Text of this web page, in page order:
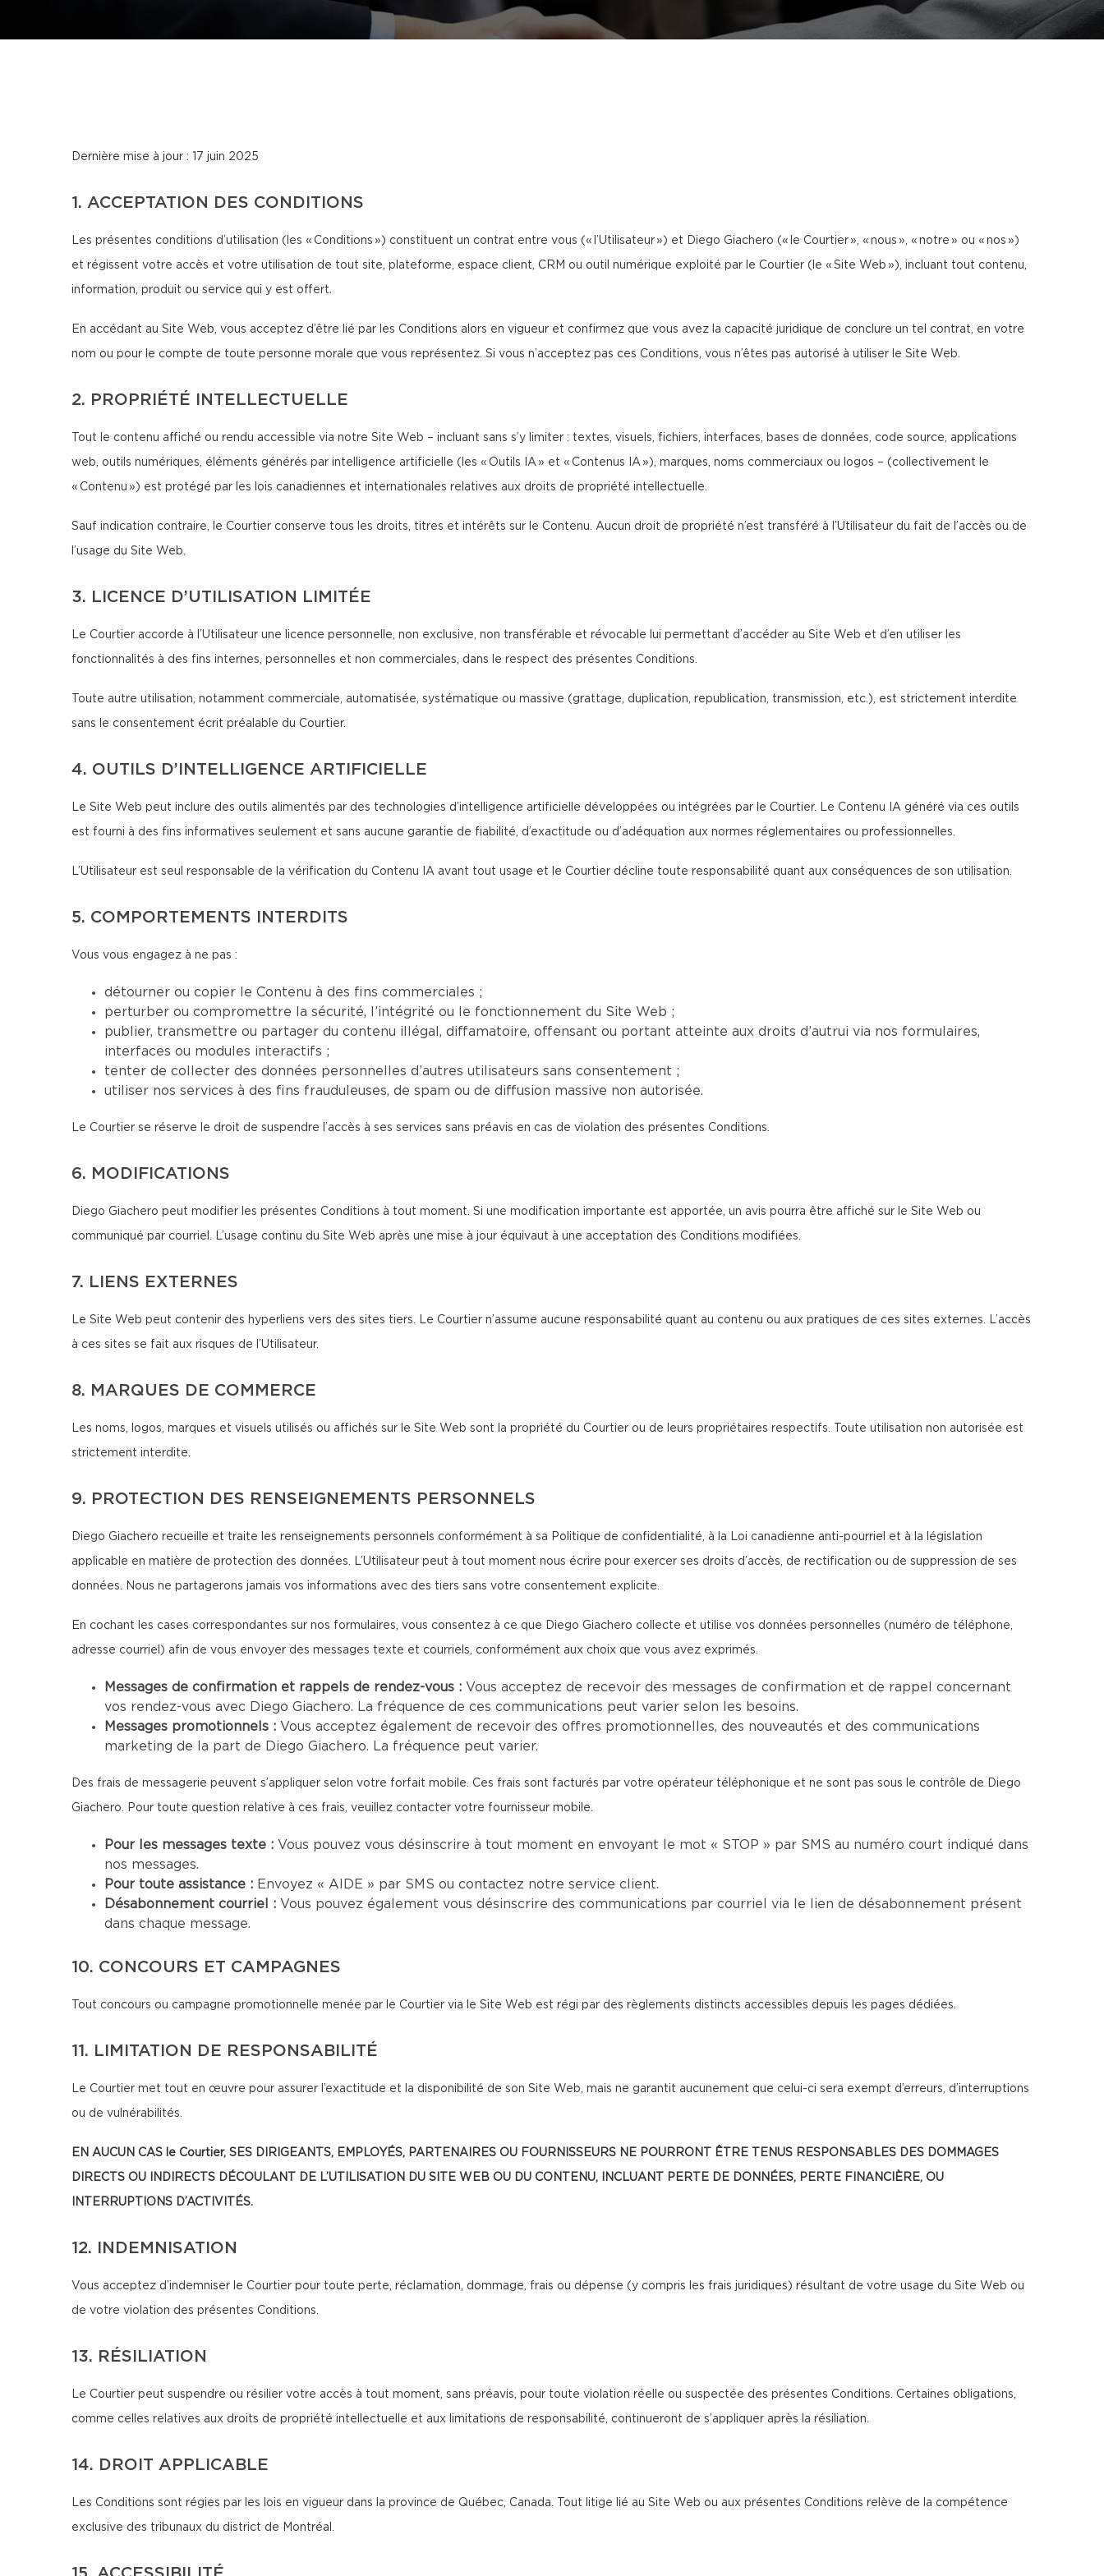
Dernière mise à jour : 17 juin 2025
1. ACCEPTATION DES CONDITIONS
Les présentes conditions d’utilisation (les « Conditions ») constituent un contrat entre vous (« l’Utilisateur ») et Diego Giachero (« le Courtier », « nous », « notre » ou « nos »)
et régissent votre accès et votre utilisation de tout site, plateforme, espace client, CRM ou outil numérique exploité par le Courtier (le « Site Web »), incluant tout contenu,
information, produit ou service qui y est offert.
En accédant au Site Web, vous acceptez d’être lié par les Conditions alors en vigueur et confirmez que vous avez la capacité juridique de conclure un tel contrat, en votre
nom ou pour le compte de toute personne morale que vous représentez. Si vous n’acceptez pas ces Conditions, vous n’êtes pas autorisé à utiliser le Site Web.
2. PROPRIÉTÉ INTELLECTUELLE
Tout le contenu affiché ou rendu accessible via notre Site Web – incluant sans s’y limiter : textes, visuels, fichiers, interfaces, bases de données, code source, applications
web, outils numériques, éléments générés par intelligence artificielle (les « Outils IA » et « Contenus IA »), marques, noms commerciaux ou logos – (collectivement le
« Contenu ») est protégé par les lois canadiennes et internationales relatives aux droits de propriété intellectuelle.
Sauf indication contraire, le Courtier conserve tous les droits, titres et intérêts sur le Contenu. Aucun droit de propriété n’est transféré à l’Utilisateur du fait de l’accès ou de
l’usage du Site Web.
3. LICENCE D’UTILISATION LIMITÉE
Le Courtier accorde à l’Utilisateur une licence personnelle, non exclusive, non transférable et révocable lui permettant d’accéder au Site Web et d’en utiliser les
fonctionnalités à des fins internes, personnelles et non commerciales, dans le respect des présentes Conditions.
Toute autre utilisation, notamment commerciale, automatisée, systématique ou massive (grattage, duplication, republication, transmission, etc.), est strictement interdite
sans le consentement écrit préalable du Courtier.
4. OUTILS D’INTELLIGENCE ARTIFICIELLE
Le Site Web peut inclure des outils alimentés par des technologies d’intelligence artificielle développées ou intégrées par le Courtier. Le Contenu IA généré via ces outils
est fourni à des fins informatives seulement et sans aucune garantie de fiabilité, d’exactitude ou d’adéquation aux normes réglementaires ou professionnelles.
L’Utilisateur est seul responsable de la vérification du Contenu IA avant tout usage et le Courtier décline toute responsabilité quant aux conséquences de son utilisation.
5. COMPORTEMENTS INTERDITS
Vous vous engagez à ne pas :
détourner ou copier le Contenu à des fins commerciales ;
perturber ou compromettre la sécurité, l’intégrité ou le fonctionnement du Site Web ;
publier, transmettre ou partager du contenu illégal, diffamatoire, offensant ou portant atteinte aux droits d’autrui via nos formulaires,
interfaces ou modules interactifs ;
tenter de collecter des données personnelles d’autres utilisateurs sans consentement ;
utiliser nos services à des fins frauduleuses, de spam ou de diffusion massive non autorisée.
Le Courtier se réserve le droit de suspendre l’accès à ses services sans préavis en cas de violation des présentes Conditions.
6. MODIFICATIONS
Diego Giachero peut modifier les présentes Conditions à tout moment. Si une modification importante est apportée, un avis pourra être affiché sur le Site Web ou
communiqué par courriel. L’usage continu du Site Web après une mise à jour équivaut à une acceptation des Conditions modifiées.
7. LIENS EXTERNES
Le Site Web peut contenir des hyperliens vers des sites tiers. Le Courtier n’assume aucune responsabilité quant au contenu ou aux pratiques de ces sites externes. L’accès
à ces sites se fait aux risques de l’Utilisateur.
8. MARQUES DE COMMERCE
Les noms, logos, marques et visuels utilisés ou affichés sur le Site Web sont la propriété du Courtier ou de leurs propriétaires respectifs. Toute utilisation non autorisée est
strictement interdite.
9. PROTECTION DES RENSEIGNEMENTS PERSONNELS
Diego Giachero recueille et traite les renseignements personnels conformément à sa Politique de confidentialité, à la Loi canadienne anti-pourriel et à la législation
applicable en matière de protection des données. L’Utilisateur peut à tout moment nous écrire pour exercer ses droits d’accès, de rectification ou de suppression de ses
données. Nous ne partagerons jamais vos informations avec des tiers sans votre consentement explicite.
En cochant les cases correspondantes sur nos formulaires, vous consentez à ce que Diego Giachero collecte et utilise vos données personnelles (numéro de téléphone,
adresse courriel) afin de vous envoyer des messages texte et courriels, conformément aux choix que vous avez exprimés.
Messages de confirmation et rappels de rendez-vous : Vous acceptez de recevoir des messages de confirmation et de rappel concernant
vos rendez-vous avec Diego Giachero. La fréquence de ces communications peut varier selon les besoins.
Messages promotionnels : Vous acceptez également de recevoir des offres promotionnelles, des nouveautés et des communications
marketing de la part de Diego Giachero. La fréquence peut varier.
Des frais de messagerie peuvent s’appliquer selon votre forfait mobile. Ces frais sont facturés par votre opérateur téléphonique et ne sont pas sous le contrôle de Diego
Giachero. Pour toute question relative à ces frais, veuillez contacter votre fournisseur mobile.
Pour les messages texte : Vous pouvez vous désinscrire à tout moment en envoyant le mot « STOP » par SMS au numéro court indiqué dans
nos messages.
Pour toute assistance : Envoyez « AIDE » par SMS ou contactez notre service client.
Désabonnement courriel : Vous pouvez également vous désinscrire des communications par courriel via le lien de désabonnement présent
dans chaque message.
10. CONCOURS ET CAMPAGNES
Tout concours ou campagne promotionnelle menée par le Courtier via le Site Web est régi par des règlements distincts accessibles depuis les pages dédiées.
11. LIMITATION DE RESPONSABILITÉ
Le Courtier met tout en œuvre pour assurer l’exactitude et la disponibilité de son Site Web, mais ne garantit aucunement que celui-ci sera exempt d’erreurs, d’interruptions
ou de vulnérabilités.
EN AUCUN CAS le Courtier, SES DIRIGEANTS, EMPLOYÉS, PARTENAIRES OU FOURNISSEURS NE POURRONT ÊTRE TENUS RESPONSABLES DES DOMMAGES
DIRECTS OU INDIRECTS DÉCOULANT DE L’UTILISATION DU SITE WEB OU DU CONTENU, INCLUANT PERTE DE DONNÉES, PERTE FINANCIÈRE, OU
INTERRUPTIONS D’ACTIVITÉS.
12. INDEMNISATION
Vous acceptez d’indemniser le Courtier pour toute perte, réclamation, dommage, frais ou dépense (y compris les frais juridiques) résultant de votre usage du Site Web ou
de votre violation des présentes Conditions.
13. RÉSILIATION
Le Courtier peut suspendre ou résilier votre accès à tout moment, sans préavis, pour toute violation réelle ou suspectée des présentes Conditions. Certaines obligations,
comme celles relatives aux droits de propriété intellectuelle et aux limitations de responsabilité, continueront de s’appliquer après la résiliation.
14. DROIT APPLICABLE
Les Conditions sont régies par les lois en vigueur dans la province de Québec, Canada. Tout litige lié au Site Web ou aux présentes Conditions relève de la compétence
exclusive des tribunaux du district de Montréal.